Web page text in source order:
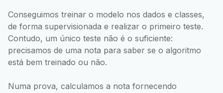
Conseguimos treinar o modelo nos dados e classes,
de forma supervisionada e realizar o primeiro teste.
Contudo, um único teste não é o suficiente:
precisamos de uma nota para saber se o algoritmo
está bem treinado ou não.
Numa prova, calculamos a nota fornecendo